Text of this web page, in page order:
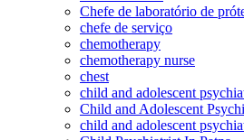
Chefe de laboratório de
chefe de serviço
chemotherapy
chemotherapy nurse
chest
child and adolescent
Child and Adolescent
child and adolescent